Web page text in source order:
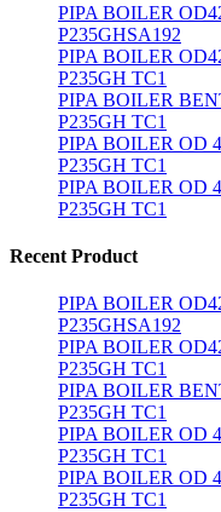
PIPA BOILER
P235GHSA192
PIPA BOILER
P235GH TC1
PIPA BOILER
P235GH TC1
PIPA BOILER OD
P235GH TC1
PIPA BOILER OD
P235GH TC1
Recent Product
PIPA BOILER
P235GHSA192
PIPA BOILER
P235GH TC1
PIPA BOILER
P235GH TC1
PIPA BOILER OD
P235GH TC1
PIPA BOILER OD
P235GH TC1